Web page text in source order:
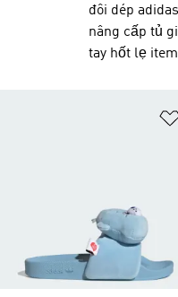
đôi dép
nâng cấp tủ
tay hốt lẹ